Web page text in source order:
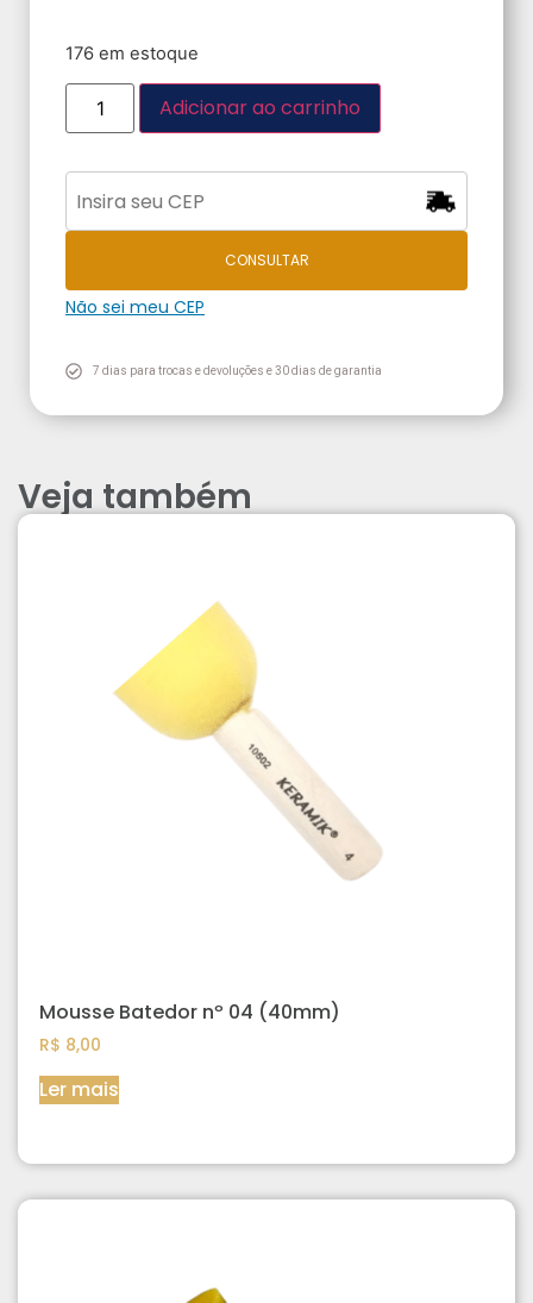
176 em estoque
Adicionar ao carrinho
CONSULTAR
Não sei meu CEP
7 dias para trocas e devoluções e 30 dias de garantia
Veja também
Mousse Batedor nº 04 (40mm)
R$ 8,00
Ler mais